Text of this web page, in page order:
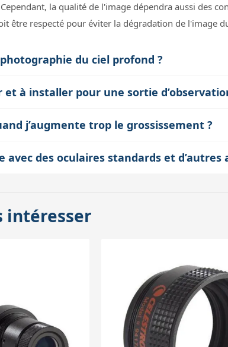
la qualité de l'image dépendra aussi des
être respecté pour éviter la dégradation de l'image
du ciel profond ?
avec GOTO facilite le suivi précis
pour assurer une bonne stabilité, et prévoir un bon
à installer pour une sortie
souvent 20 kg. Son montage nécessite un
Il est donc adapté à un transport en voiture,
j’augmente trop le grossissement ?
fixe une résolution maximale théorique. Enfin, le
des oculaires standards et d’autres
il faut vérifier la distance entre le porte-oculaire et le
intéresser